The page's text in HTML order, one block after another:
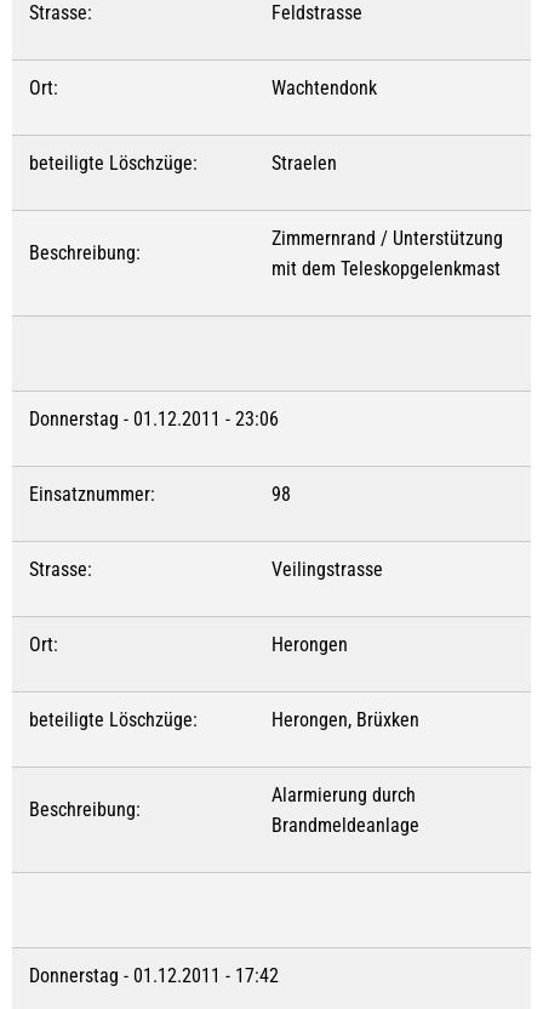
Strasse: Feldstrasse
Ort: Wachtendonk
beteiligte Löschzüge: Straelen
Beschreibung:
Zimmernrand / Unterstützung
mit dem Teleskopgelenkmast
Donnerstag - 01.12.2011 - 23:06
Einsatznummer: 98
Strasse: Veilingstrasse
Ort: Herongen
beteiligte Löschzüge: Herongen, Brüxken
Beschreibung:
Alarmierung durch
Brandmeldeanlage
Donnerstag - 01.12.2011 - 17:42